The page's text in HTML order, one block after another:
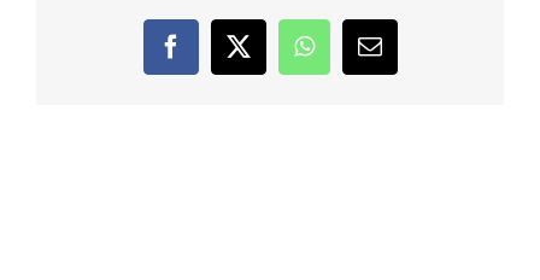
FacebookTwitterWhatsApp
E-
Mail